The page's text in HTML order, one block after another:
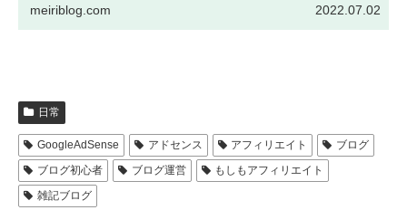
meiriblog.com 2022.07.02
日常
GoogleAdSense アドセンス アフィリエイト
ブログ
ブログ初心者
ブログ運営
もしもアフィリエイト
雑記ブログ